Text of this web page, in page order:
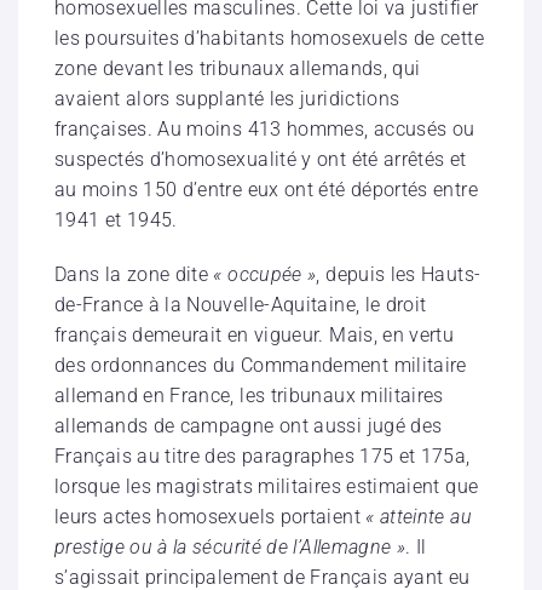
homosexuelles masculines. Cette loi va justifier
les poursuites d’habitants homosexuels de cette
zone devant les tribunaux allemands, qui
avaient alors supplanté les juridictions
françaises. Au moins 413 hommes, accusés ou
suspectés d’homosexualité y ont été arrêtés et
au moins 150 d’entre eux ont été déportés entre
1941 et 1945.
Dans la zone dite « occupée », depuis les Hauts-
de-France à la Nouvelle-Aquitaine, le droit
français demeurait en vigueur. Mais, en vertu
des ordonnances du Commandement militaire
allemand en France, les tribunaux militaires
allemands de campagne ont aussi jugé des
Français au titre des paragraphes 175 et 175a,
lorsque les magistrats militaires estimaient que
leurs actes homosexuels portaient « atteinte au
prestige ou à la sécurité de l’Allemagne ». Il
s’agissait principalement de Français ayant eu